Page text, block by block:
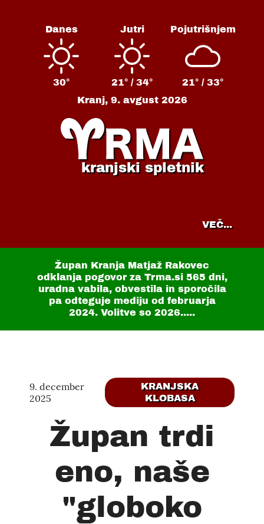
Danes
30°
Jutri
21° / 34°
Pojutrišnjem
21° / 33°
Kranj, 9. avgust 2026
kranjski spletnik
VEČ...
Župan Kranja Matjaž Rakovec
odklanja pogovor za Trma.si 565 dni,
uradna vabila, obvestila in sporočila
pa odteguje mediju od februarja
2024. Volitve so 2026.....
9. december
2025
KRANJSKA
KLOBASA
Župan trdi
eno, naše
"globoko